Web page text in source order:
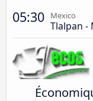
05:30 Mexico
Tlalpan -